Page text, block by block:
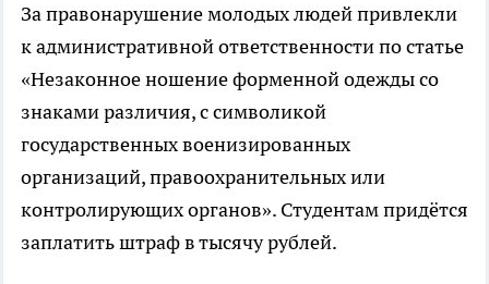
За правонарушение молодых людей привлекли
к административной ответственности по статье
«Незаконное ношение форменной одежды со
знаками различия, с символикой
государственных военизированных
организаций, правоохранительных или
контролирующих органов». Студентам придётся
заплатить штраф в тысячу рублей.